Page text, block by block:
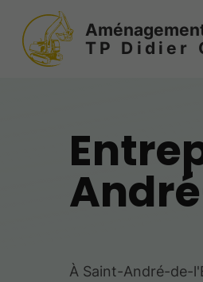
TP Didier
À Saint-André-de-